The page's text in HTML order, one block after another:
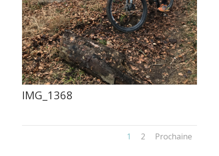
IMG_1368
1 2 Prochaine